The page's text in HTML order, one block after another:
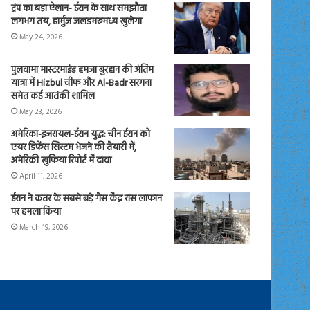
ट्रंप का बड़ा ऐलान- ईरान के साथ समझौता
लगभग तय, हार्मुज जलडमरूमध्य खुलेगा
May 24, 2026
पुलवामा मास्टरमाइंड हमजा बुरहान की अंतिम
यात्रा में Hizbul चीफ और Al-Badr सरगना
समेत कई आतंकी शामिल
May 23, 2026
अमेरिका-इजरायल-ईरान युद्ध: चीन ईरान को
एयर डिफेंस सिस्टम भेजने की तैयारी में,
अमेरिकी खुफिया रिपोर्ट में दावा
April 11, 2026
ईरान ने कतर के सबसे बड़े गैस केंद्र रास लाफान
पर हमला किया
March 19, 2026